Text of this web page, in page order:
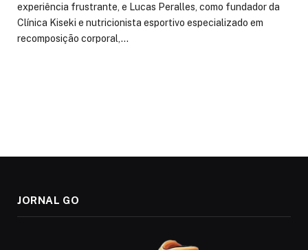
experiência frustrante, e Lucas Peralles, como fundador da
Clínica Kiseki e nutricionista esportivo especializado em
recomposição corporal,…
JORNAL GO